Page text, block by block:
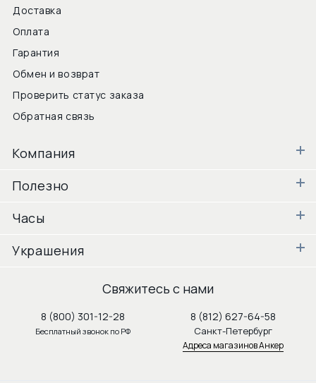
Доставка
Оплата
Гарантия
Обмен и возврат
Проверить статус заказа
Обратная связь
Компания
Полезно
Часы
Украшения
Свяжитесь с нами
8 (800) 301-12-28
Бесплатный звонок по РФ
8 (812) 627-64-58
Санкт-Петербург
Адреса магазинов Анкер